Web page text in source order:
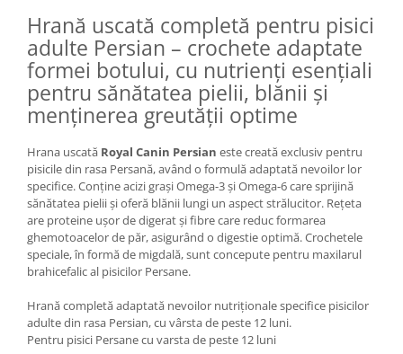
Lampi terarii
Suplimente vitamino minerale
reptile
Accesorii diverse terarii
Iazuri
Igiena Iazuri
Conditioner apa iaz
Hrana pesti iazuri
Teste apa iaz
Filtre iaz
Pompe iaz
Incalzitor Iaz
Cai
Toaletare cai
Hrană uscată completă pentru pisici
adulte Persian – crochete adaptate
formei botului, cu nutrienți esențiali
pentru sănătatea pielii, blănii și
menținerea greutății optime
Hrana uscată Royal Canin Persian este creată exclusiv pentru
pisicile din rasa Persană, având o formulă adaptată nevoilor lor
specifice. Conține acizi grași Omega-3 și Omega-6 care sprijină
sănătatea pielii și oferă blănii lungi un aspect strălucitor. Rețeta
are proteine ușor de digerat și fibre care reduc formarea
ghemotoacelor de păr, asigurând o digestie optimă. Crochetele
speciale, în formă de migdală, sunt concepute pentru maxilarul
brahicefalic al pisicilor Persane.
Hrană completă adaptată nevoilor nutriționale specifice pisicilor
adulte din rasa Persian, cu vârsta de peste 12 luni.
Pentru pisici Persane cu varsta de peste 12 luni